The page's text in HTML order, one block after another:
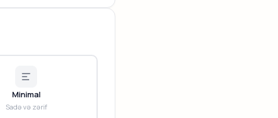
Minimal
Sadə və zərif